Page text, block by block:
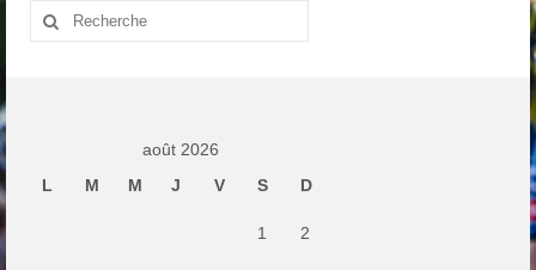
Rechercher
août 2026
L
M M J V S D
1 2